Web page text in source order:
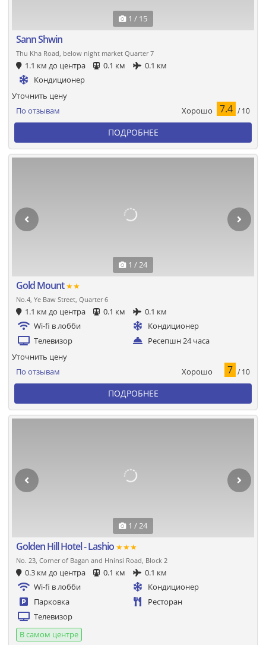
1 / 15
Sann Shwin
Thu Kha Road, below night market Quarter 7
1.1 км до центра 0.1 км
0.1 км
Кондиционер
По отзывам Хорошо 7.4 / 10
Уточнить цену
ПОДРОБНЕЕ
1 / 24
Gold Mount★★
No.4, Ye Baw Street, Quarter 6
1.1 км до центра 0.1 км
0.1 км
Wi-fi в лобби
Кондиционер
Телевизор
Ресепшн 24 часа
По отзывам Хорошо 7 / 10
Уточнить цену
ПОДРОБНЕЕ
1 / 24
Golden Hill Hotel - Lashio ★★★
No. 23, Corner of Bagan and Hninsi Road, Block 2
0.3 км до центра 0.1 км
0.1 км
Wi-fi в лобби
Кондиционер
Парковка
Ресторан
Телевизор
В самом центре